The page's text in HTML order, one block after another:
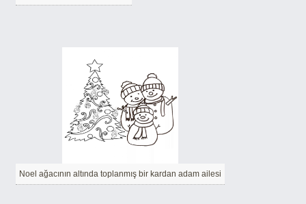
Noel ağacının altında toplanmış bir kardan adam ailesi